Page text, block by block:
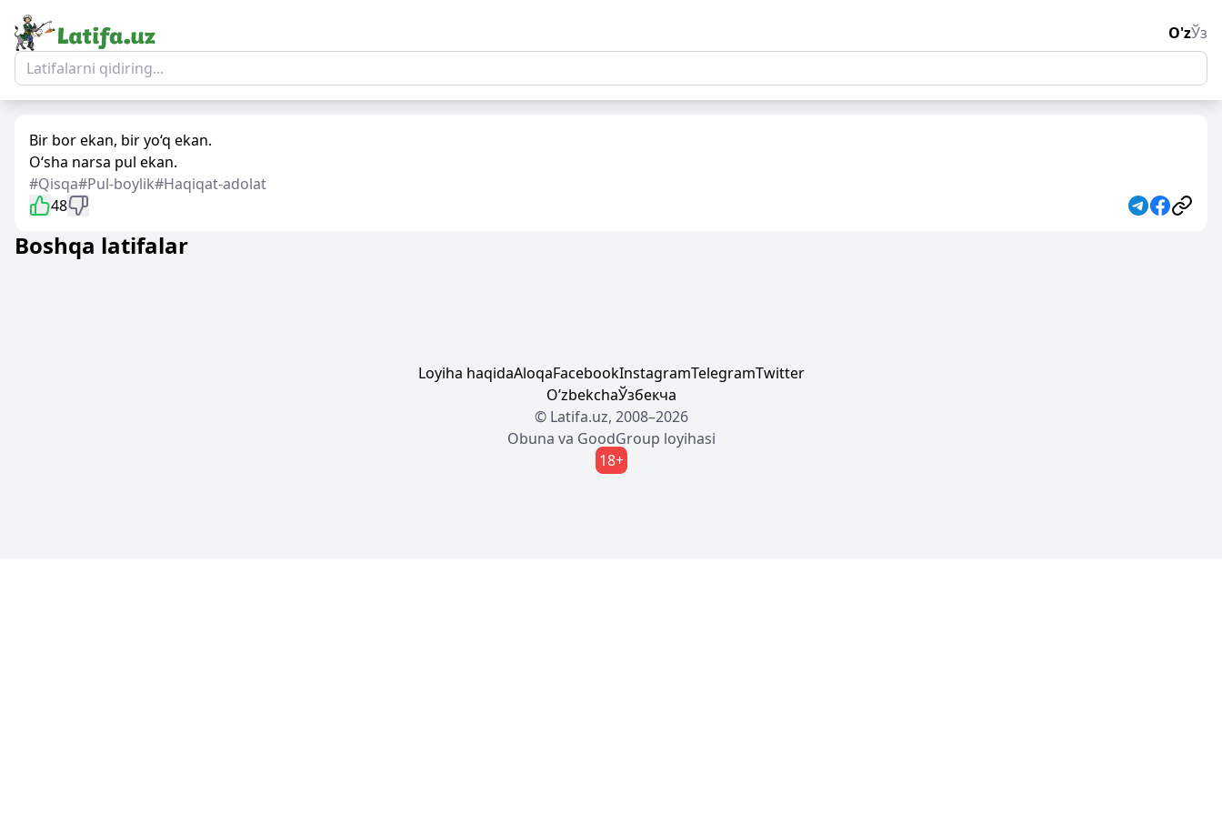
O'zЎз
Bir bor ekan, bir yo‘q ekan.
O‘sha narsa pul ekan.
#Qisqa#Pul-boylik#Haqiqat-adolat
48
Boshqa latifalar
Loyiha haqidaAloqaFacebookInstagramTelegramTwitter
OʼzbekchaЎзбекча
© Latifa.uz, 2008–2026
Obuna va GoodGroup loyihasi
18+